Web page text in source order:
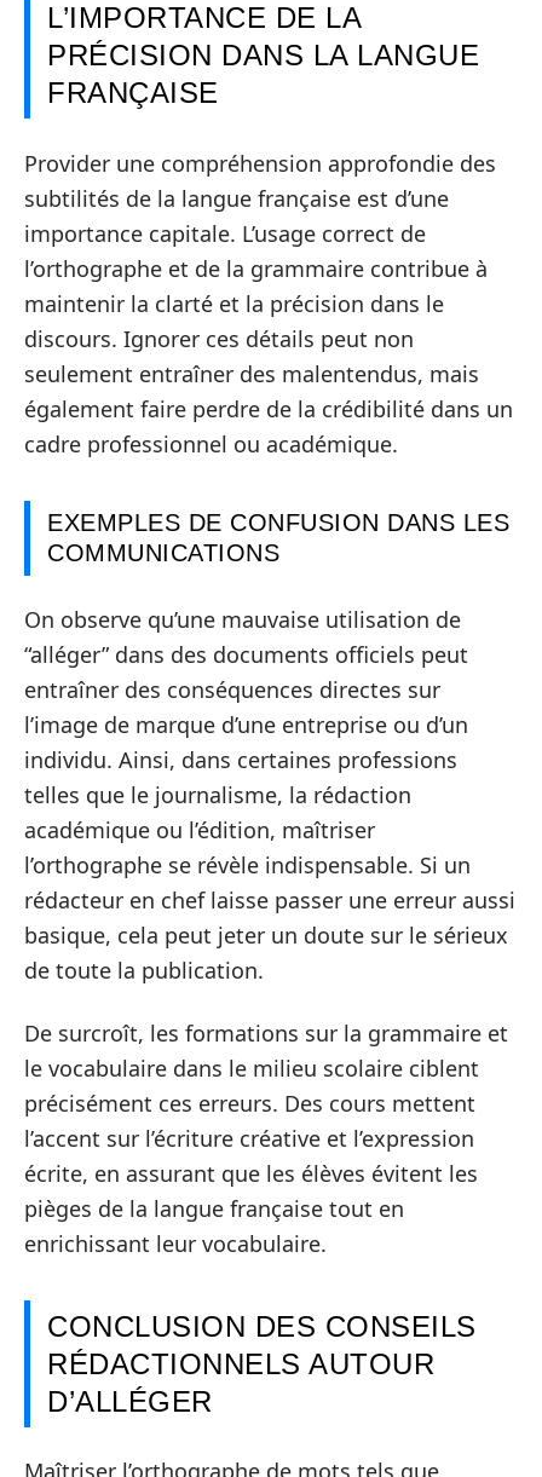
L’IMPORTANCE DE LA
PRÉCISION DANS LA LANGUE
FRANÇAISE
Provider une compréhension approfondie des
subtilités de la langue française est d’une
importance capitale. L’usage correct de
l’orthographe et de la grammaire contribue à
maintenir la clarté et la précision dans le
discours. Ignorer ces détails peut non
seulement entraîner des malentendus, mais
également faire perdre de la crédibilité dans un
cadre professionnel ou académique.
EXEMPLES DE CONFUSION DANS LES
COMMUNICATIONS
On observe qu’une mauvaise utilisation de
“alléger” dans des documents officiels peut
entraîner des conséquences directes sur
l’image de marque d’une entreprise ou d’un
individu. Ainsi, dans certaines professions
telles que le journalisme, la rédaction
académique ou l’édition, maîtriser
l’orthographe se révèle indispensable. Si un
rédacteur en chef laisse passer une erreur aussi
basique, cela peut jeter un doute sur le sérieux
de toute la publication.
De surcroît, les formations sur la grammaire et
le vocabulaire dans le milieu scolaire ciblent
précisément ces erreurs. Des cours mettent
l’accent sur l’écriture créative et l’expression
écrite, en assurant que les élèves évitent les
pièges de la langue française tout en
enrichissant leur vocabulaire.
CONCLUSION DES CONSEILS
RÉDACTIONNELS AUTOUR
D’ALLÉGER
Maîtriser l’orthographe de mots tels que